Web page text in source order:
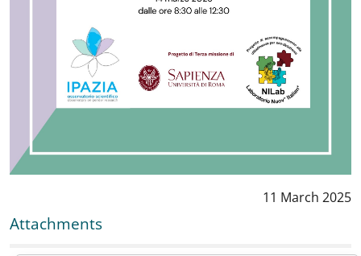
Data notizia:
11 March 2025
Attachments